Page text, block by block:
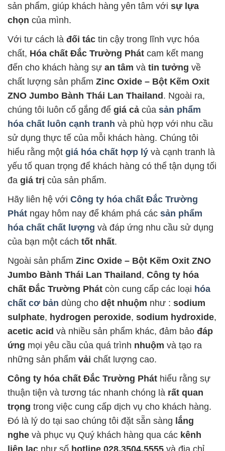
sản phẩm, giúp khách hàng yên tâm với sự lựa
chọn của mình.
Với tư cách là đối tác tin cậy trong lĩnh vực hóa
chất, Hóa chất Đắc Trường Phát cam kết mang
đến cho khách hàng sự an tâm và tin tưởng về
chất lượng sản phẩm Zinc Oxide – Bột Kẽm Oxit
ZNO Jumbo Bành Thái Lan Thailand. Ngoài ra,
chúng tôi luôn cố gắng để giá cả của sản phẩm
hóa chất luôn cạnh tranh và phù hợp với nhu cầu
sử dụng thực tế của mỗi khách hàng. Chúng tôi
hiểu rằng một giá hóa chất hợp lý và cạnh tranh là
yếu tố quan trọng để khách hàng có thể tận dụng tối
đa giá trị của sản phẩm.
Hãy liên hệ với Công ty hóa chất Đắc Trường
Phát ngay hôm nay để khám phá các sản phẩm
hóa chất chất lượng và đáp ứng nhu cầu sử dụng
của bạn một cách tốt nhất.
Ngoài sản phẩm Zinc Oxide – Bột Kẽm Oxit ZNO
Jumbo Bành Thái Lan Thailand, Công ty hóa
chất Đắc Trường Phát còn cung cấp các loại hóa
chất cơ bản dùng cho dệt nhuộm như : sodium
sulphate, hydrogen peroxide, sodium hydroxide,
acetic acid và nhiều sản phẩm khác, đảm bảo đáp
ứng mọi yêu cầu của quá trình nhuộm và tạo ra
những sản phẩm vải chất lượng cao.
Công ty hóa chất Đắc Trường Phát hiểu rằng sự
thuận tiện và tương tác nhanh chóng là rất quan
trọng trong việc cung cấp dịch vụ cho khách hàng.
Đó là lý do tại sao chúng tôi đặt sẵn sàng lắng
nghe và phục vụ Quý khách hàng qua các kênh
liên lạc như số hotline 028.3504.5555 và địa chỉ